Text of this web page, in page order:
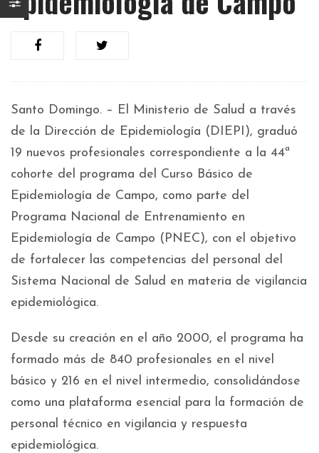
Santo Domingo. – El Ministerio de Salud a través
de la Dirección de Epidemiología (DIEPI), graduó
19 nuevos profesionales correspondiente a la 44ª
cohorte del programa del Curso Básico de
Epidemiología de Campo, como parte del
Programa Nacional de Entrenamiento en
Epidemiología de Campo (PNEC), con el objetivo
de fortalecer las competencias del personal del
Sistema Nacional de Salud en materia de vigilancia
epidemiológica.
Desde su creación en el año 2000, el programa ha
formado más de 840 profesionales en el nivel
básico y 216 en el nivel intermedio, consolidándose
como una plataforma esencial para la formación de
personal técnico en vigilancia y respuesta
epidemiológica.